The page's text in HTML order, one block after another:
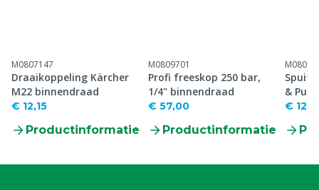
M0807147
Draaikoppeling Kärcher
M22 binnendraad
€ 12,15
Productinformatie
M0809701
Profi freeskop 250 bar,
1/4" binnendraad
€ 57,00
Productinformatie
& Pull
€